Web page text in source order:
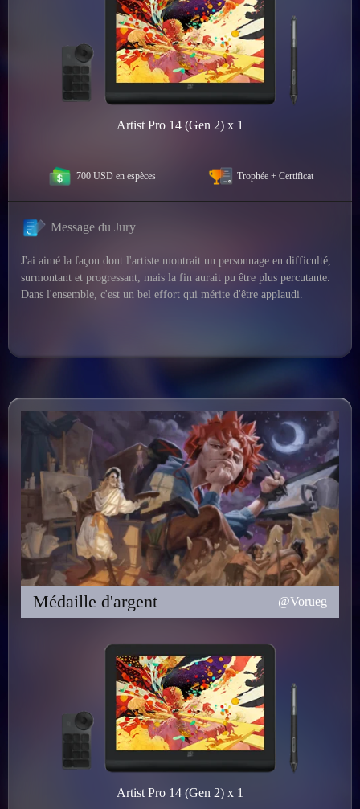
Artist Pro 14 (Gen 2) x 1
700 USD en espèces Trophée + Certificat
Message du Jury
J'ai aimé la façon dont l'artiste montrait un personnage en difficulté,
surmontant et progressant, mais la fin aurait pu être plus percutante.
Dans l'ensemble, c'est un bel effort qui mérite d'être applaudi.
Médaille d'argent @Vorueg
Artist Pro 14 (Gen 2) x 1